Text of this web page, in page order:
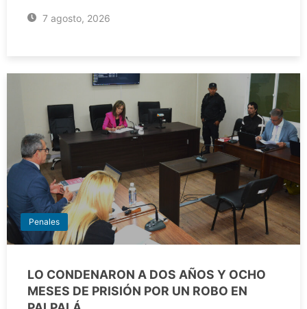
7 agosto, 2026
Penales
LO CONDENARON A DOS AÑOS Y OCHO
MESES DE PRISIÓN POR UN ROBO EN